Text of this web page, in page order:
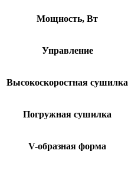
Мощность, Вт
Управление
Высокоскоростная сушилка
Погружная сушилка
V-образная форма